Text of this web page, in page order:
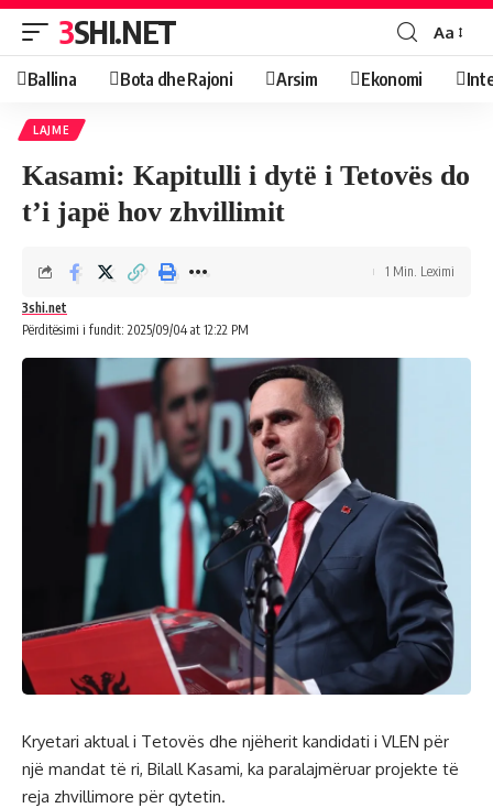
3SHI.NET Aa
Ballina Bota dhe Rajoni Arsim Ekonomi
LAJME
Kasami: Kapitulli i dytë i Tetovës do
t’i japë hov zhvillimit
Përditësimi i fundit: 2025/09/04 at 12:22 PM
3shi.net
1 Min. Leximi
Kryetari aktual i Tetovës dhe njëherit kandidati i VLEN për
një mandat të ri, Bilall Kasami, ka paralajmëruar projekte të
reja zhvillimore për qytetin.